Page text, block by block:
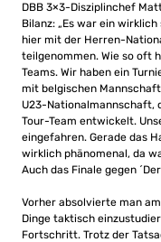
DBB 3×3-Disziplinchef
Bilanz: „Es war ein
hier mit der Herren-
teilgenommen. Wie so oft
Teams. Wir haben ein
mit belgischen
U23-Nationalmannschaft,
Tour-Team entwickelt.
eingefahren. Gerade das
wirklich phänomenal, da
Auch das Finale gegen
Vorher absolvierte man
Dinge taktisch
Fortschritt. Trotz der